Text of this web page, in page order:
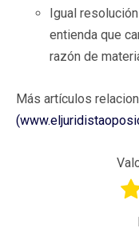
Igual
entienda que
razón de
Más artículos